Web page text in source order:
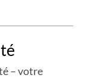
– votre